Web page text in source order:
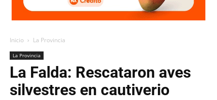
Inicio La Provincia
La Provincia
La Falda: Rescataron aves
silvestres en cautiverio